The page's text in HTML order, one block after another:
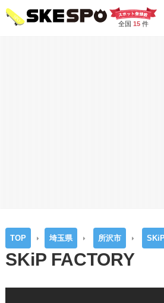
全国 15件
TOP 埼玉県 所沢市
SKiP FACTORY